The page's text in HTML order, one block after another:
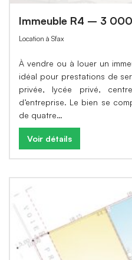
Immeuble R4 – 3
Location à Sfax
À vendre ou à louer un
idéal pour prestations de
privée, lycée privé,
d’entreprise. Le bien se
de quatre…
Voir détails